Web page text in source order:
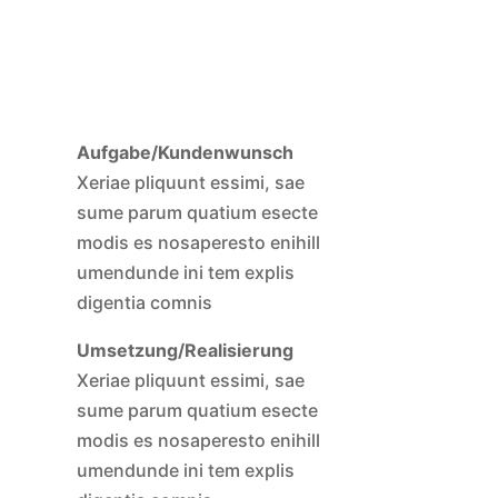
Aufgabe/Kundenwunsch
Xeriae pliquunt essimi, sae
sume parum quatium esecte
modis es nosaperesto enihill
umendunde ini tem explis
digentia comnis
Umsetzung/Realisierung
Xeriae pliquunt essimi, sae
sume parum quatium esecte
modis es nosaperesto enihill
umendunde ini tem explis